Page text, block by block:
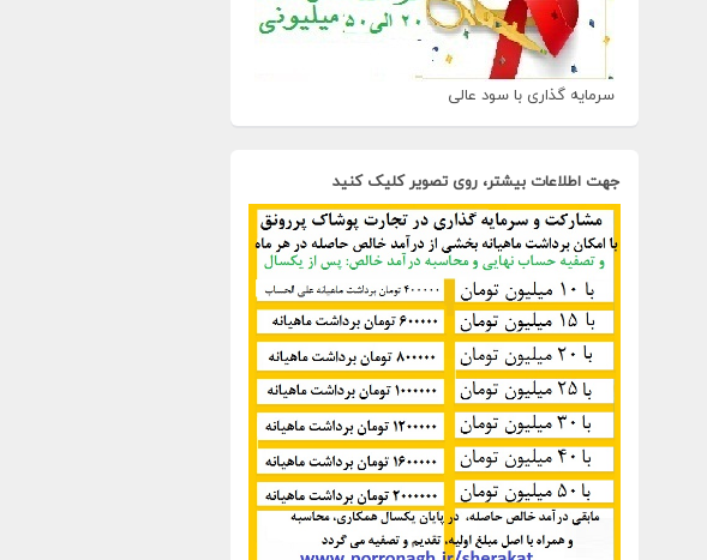
سرمایه گذاری با سود عالی
جهت اطلاعات بیشتر، روی تصویر کلیک کنید